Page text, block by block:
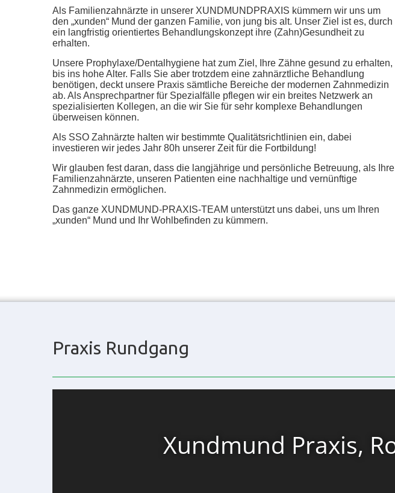
Als Familienzahnärzte in unserer XUNDMUNDPRAXIS kümmern wir uns um
den „xunden“ Mund der ganzen Familie, von jung bis alt. Unser Ziel ist es, durch
ein langfristig orientiertes Behandlungskonzept ihre (Zahn)Gesundheit zu
erhalten.
Unsere Prophylaxe/Dentalhygiene hat zum Ziel, Ihre Zähne gesund zu erhalten,
bis ins hohe Alter. Falls Sie aber trotzdem eine zahnärztliche Behandlung
benötigen, deckt unsere Praxis sämtliche Bereiche der modernen Zahnmedizin
ab. Als Ansprechpartner für Spezialfälle pflegen wir ein breites Netzwerk an
spezialisierten Kollegen, an die wir Sie für sehr komplexe Behandlungen
überweisen können.
Als SSO Zahnärzte halten wir bestimmte Qualitätsrichtlinien ein, dabei
investieren wir jedes Jahr 80h unserer Zeit für die Fortbildung!
Wir glauben fest daran, dass die langjährige und persönliche Betreuung, als Ihre
Familienzahnärzte, unseren Patienten eine nachhaltige und vernünftige
Zahnmedizin ermöglichen.
Das ganze XUNDMUND-PRAXIS-TEAM unterstützt uns dabei, uns um Ihren
„xunden“ Mund und Ihr Wohlbefinden zu kümmern.
Praxis Rundgang